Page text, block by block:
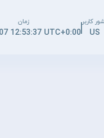
کاربر
US
زمان
12:53:37 UTC+0:00